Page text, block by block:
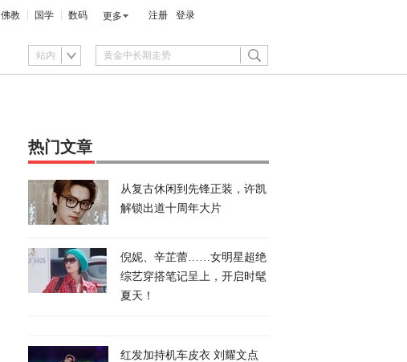
佛教 国学 数码 更多 注册 登录
站内
热门文章
从复古休闲到先锋正装，许凯
解锁出道十周年大片
倪妮、辛芷蕾……女明星超绝
综艺穿搭笔记呈上，开启时髦
夏天！
红发加持机车皮衣 刘耀文点